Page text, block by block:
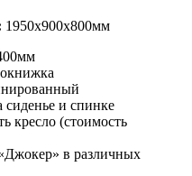
1950х900х800мм
сиденье и спинке
кресло (стоимость
Джокер» в различных